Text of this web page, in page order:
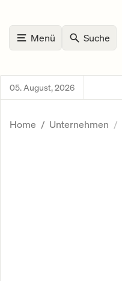
Menü Suche
05. August, 2026
Home Unternehmen